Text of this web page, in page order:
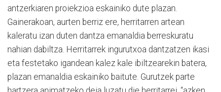
antzerkiaren proiekzioa eskainiko dute plazan.
Gainerakoan, aurten berriz ere, herritarren artean
kaleratu izan duten dantza emanaldia berreskuratu
nahian dabiltza. Herritarrek ingurutxoa dantzatzen ikasi
eta festetako igandean kalez kale ibiltzearekin batera,
plazan emanaldia eskainiko baitute. Gurutzek parte